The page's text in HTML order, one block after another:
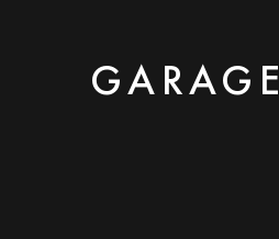
GARAGE